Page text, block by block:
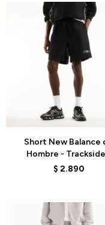
Short New Balance
Hombre -
MB62U39TBK -
$ 2.890
Talle